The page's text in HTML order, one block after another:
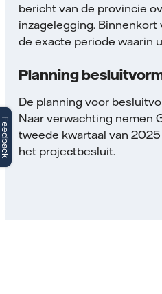
bericht van de provincie
inzagelegging.
de exacte periode waarin
Planning
De planning voor
Naar verwachting nemen
tweede kwartaal van
het projectbesluit.
Feedback